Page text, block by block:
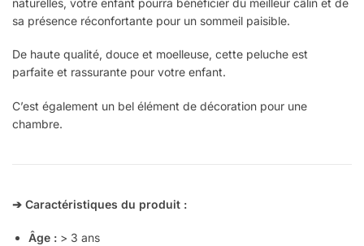
sa présence réconfortante pour un sommeil paisible.
De haute qualité, douce et moelleuse, cette peluche est
parfaite et rassurante pour votre enfant.
C’est également un bel élément de décoration pour une
chambre.
➔ Caractéristiques du produit :
Âge : > 3 ans